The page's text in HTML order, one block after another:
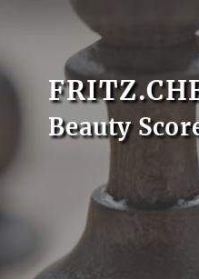
Beauty